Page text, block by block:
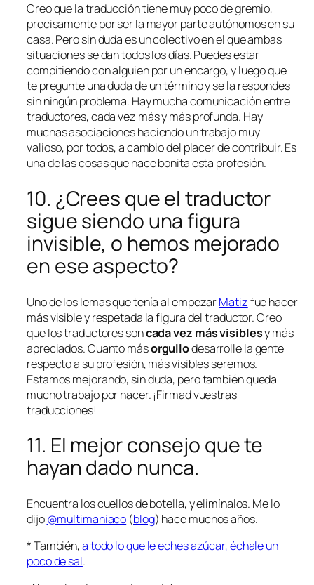
Creo que la traducción tiene muy poco de gremio,
precisamente por ser la mayor parte autónomos en su
casa. Pero sin duda es un colectivo en el que ambas
situaciones se dan todos los días. Puedes estar
compitiendo con alguien por un encargo, y luego que
te pregunte una duda de un término y se la respondes
sin ningún problema. Hay mucha comunicación entre
traductores, cada vez más y más profunda. Hay
muchas asociaciones haciendo un trabajo muy
valioso, por todos, a cambio del placer de contribuir. Es
una de las cosas que hace bonita esta profesión.
10. ¿Crees que el traductor
sigue siendo una figura
invisible, o hemos mejorado
en ese aspecto?
Uno de los lemas que tenía al empezarMatizfue hacer
más visible y respetada la figura del traductor. Creo
que los traductores soncada vez más visiblesy más
apreciados. Cuanto másorgullodesarrolle la gente
respecto a su profesión, más visibles seremos.
Estamos mejorando, sin duda, pero también queda
mucho trabajo por hacer. ¡Firmad vuestras
traducciones!
11. El mejor consejo que te
hayan dado nunca.
Encuentra los cuellos de botella, y elimínalos. Me lo
dijo@multimaniaco (blog) hace muchos años.
* También,a todo lo que le eches azúcar, échale un
poco de sal.